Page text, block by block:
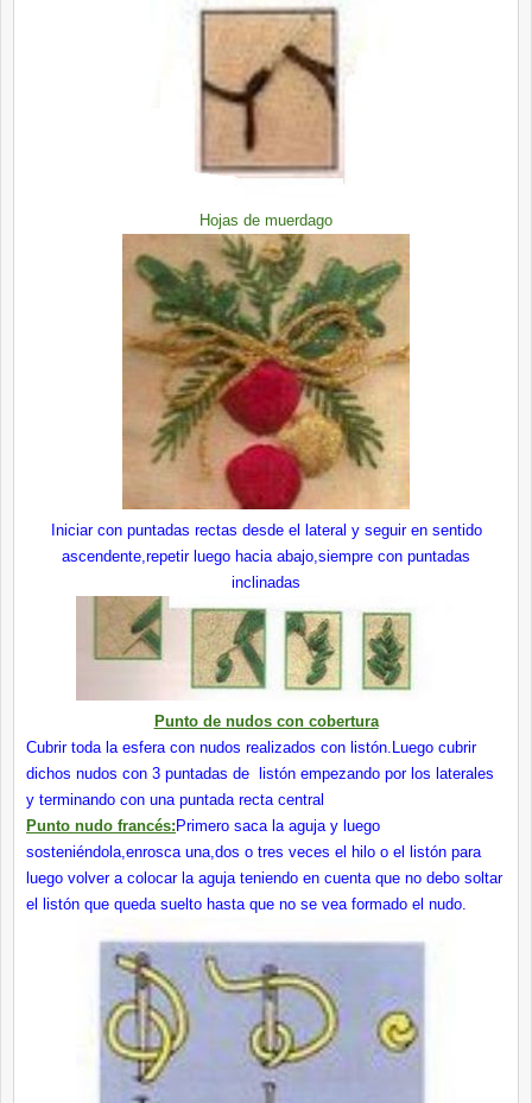
Hojas de muerdago
Iniciar con puntadas rectas desde el lateral y seguir en sentido
ascendente,repetir luego hacia abajo,siempre con puntadas
inclinadas
Punto de nudos con cobertura
Cubrir toda la esfera con nudos realizados con listón.Luego cubrir
dichos nudos con 3 puntadas de listón empezando por los laterales
y terminando con una puntada recta central
Punto nudo francés: Primero saca la aguja y luego
sosteniéndola,enrosca una,dos o tres veces el hilo o el listón para
luego volver a colocar la aguja teniendo en cuenta que no debo soltar
el listón que queda suelto hasta que no se vea formado el nudo.